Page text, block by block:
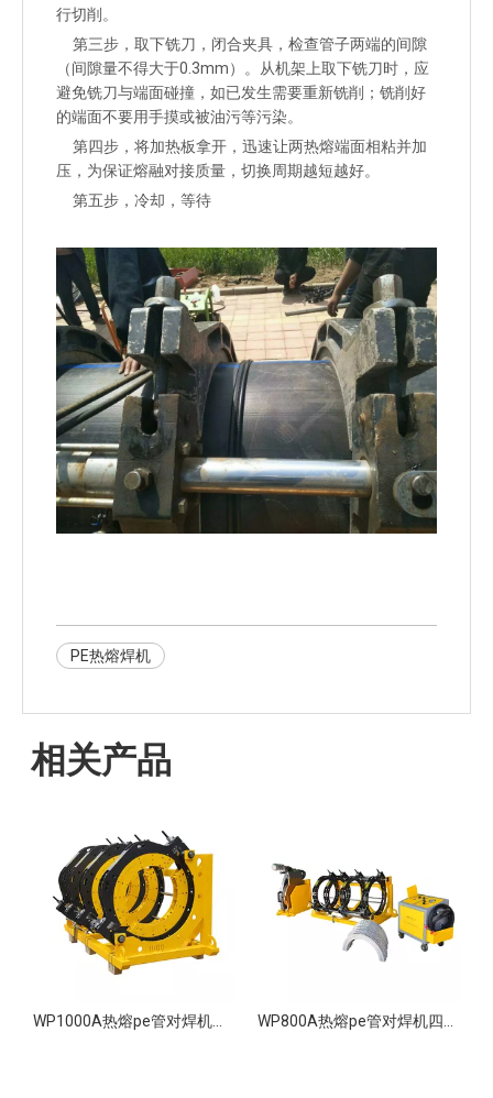
行切削。
第三步，取下铣刀，闭合夹具，检查管子两端的间隙
（间隙量不得大于0.3mm）。从机架上取下铣刀时，应
避免铣刀与端面碰撞，如已发生需要重新铣削；铣削好
的端面不要用手摸或被油污等污染。
第四步，将加热板拿开，迅速让两热熔端面相粘并加
压，为保证熔融对接质量，切换周期越短越好。
第五步，冷却，等待
PE热熔焊机
相关产品